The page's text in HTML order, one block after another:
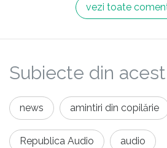
vezi toate
Subiecte din
news amintiri din copilărie
Republica Audio audio